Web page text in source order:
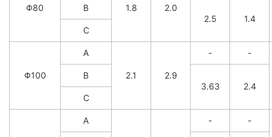
Φ80 1.8 2.0
B
2.5
1.4
C
Φ100
A
2.1 2.9
- -
B
3.63
2.4
C
A - -